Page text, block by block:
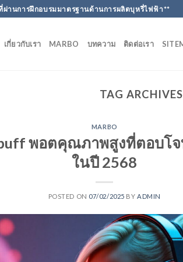
ผ่านการฝึกอบรมมาตรฐานด้านการผลิตบุหรี่ไฟฟ้า**
เกี่ยวกับเรา MARBO บทความ ติดต่อเรา
TAG
MARBO
พอตคุณภาพสูงที่ตอบโ
ในปี 2568
POSTED ON 07/02/2025 BYADMIN